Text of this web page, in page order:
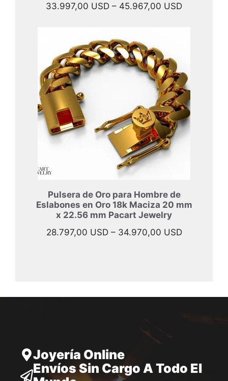
33.997,00 USD – 45.967,00 USDRango
hasta
45.967,00
Pulsera de Oro para Hombre de
Eslabones en Oro 18k Maciza 20 mm
x 22.56 mm Pacart Jewelry
28.797,00 USD – 34.970,00 USDRango
hasta
Joyería Online
Envíos Sin Cargo A Todo El